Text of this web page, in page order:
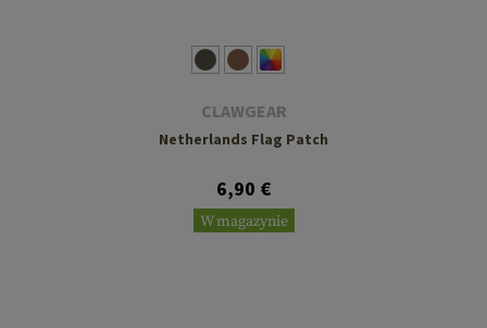
CLAWGEAR
Netherlands Flag Patch
6,90 €
W magazynie